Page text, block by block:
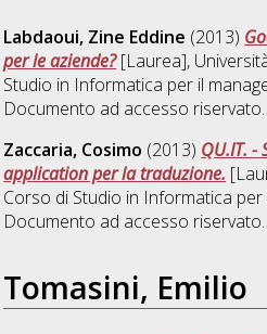
Labdaoui, Zine Eddine (2013)
per le aziende?[Laurea],
Studio in Informatica per il
Documento ad accesso riservato.
Zaccaria, Cosimo (2013) QU.IT. -
application per la traduzione.
Corso di Studio in Informatica
Documento ad accesso riservato.
Tomasini, Emilio